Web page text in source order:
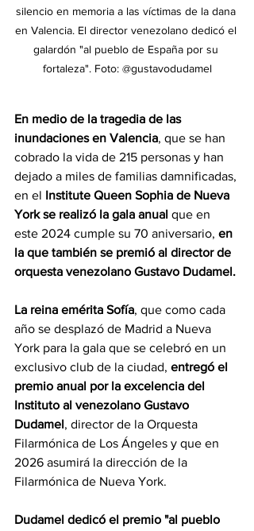
silencio en memoria a las víctimas de la dana
en Valencia. El director venezolano dedicó el
galardón "al pueblo de España por su
fortaleza". Foto: @gustavodudamel
En medio de la tragedia de las
inundaciones en Valencia, que se han
cobrado la vida de 215 personas y han
dejado a miles de familias damnificadas,
en el Institute Queen Sophia de Nueva
York se realizó la gala anual que en
este 2024 cumple su 70 aniversario, en
la que también se premió al director de
orquesta venezolano Gustavo Dudamel.
La reina emérita Sofía, que como cada
año se desplazó de Madrid a Nueva
York para la gala que se celebró en un
exclusivo club de la ciudad, entregó el
premio anual por la excelencia del
Instituto al venezolano Gustavo
Dudamel, director de la Orquesta
Filarmónica de Los Ángeles y que en
2026 asumirá la dirección de la
Filarmónica de Nueva York.
Dudamel dedicó el premio "al pueblo